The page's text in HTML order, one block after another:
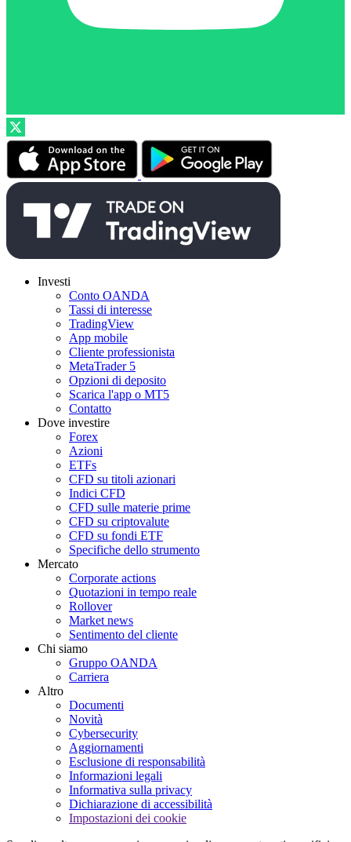
Investi
Conto OANDA
Tassi di interesse
TradingView
App mobile
Cliente professionista
MetaTrader 5
Opzioni di deposito
Scarica l'app o MT5
Contatto
Dove investire
Forex
Azioni
ETFs
CFD su titoli azionari
Indici CFD
CFD sulle materie prime
CFD su criptovalute
CFD su fondi ETF
Specifiche dello strumento
Mercato
Corporate actions
Quotazioni in tempo reale
Rollover
Market news
Sentimento del cliente
Chi siamo
Gruppo OANDA
Carriera
Altro
Documenti
Novità
Cybersecurity
Aggiornamenti
Esclusione di responsabilità
Informazioni legali
Informativa sulla privacy
Dichiarazione di accessibilità
Impostazioni dei cookie